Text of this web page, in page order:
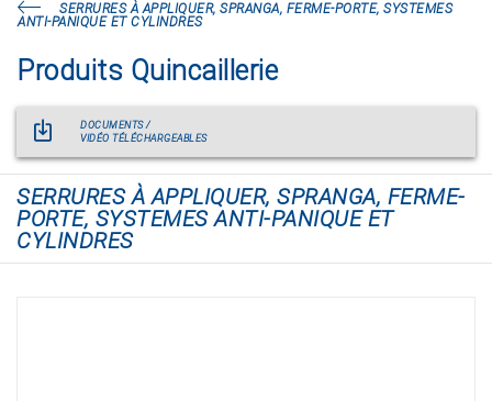
SERRURES À APPLIQUER, SPRANGA, FERME-PORTE, SYSTEMES
ANTI-PANIQUE ET CYLINDRES
Produits Quincaillerie
DOCUMENTS /
VIDÉO TÉLÉCHARGEABLES
SERRURES À APPLIQUER, SPRANGA, FERME-
PORTE, SYSTEMES ANTI-PANIQUE ET
CYLINDRES